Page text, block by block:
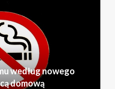
według nowego
domową